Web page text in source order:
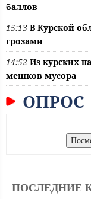
баллов
15:13 В Курской
грозами
14:52 Из курских
мешков мусора
ОПРОС
ПОСЛЕДНИЕ